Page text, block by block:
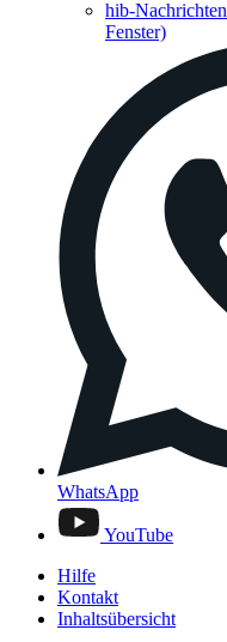
hib-Nachrichten
Fenster)
WhatsApp
YouTube
Hilfe
Kontakt
Inhaltsübersicht